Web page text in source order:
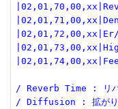
|02,01,72,00,xx|Er/
/ Reverb Time : リ
/ Diffusion : 拡がり感